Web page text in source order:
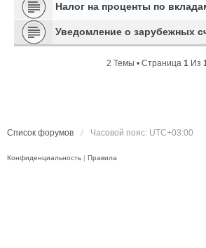
Налог на проценты по
Уведомление о зарубежных
2 Темы • Страница 1Из
Список форумов Часовой пояс: UTC+03:00
Конфиденциальность | Правила